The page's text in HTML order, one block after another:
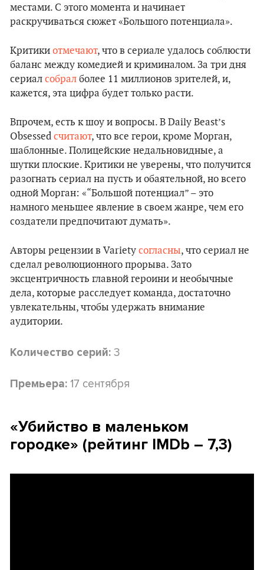
местами. С этого момента и начинает
раскручиваться сюжет «Большого потенциала».
Критики отмечают, что в сериале удалось соблюсти
баланс между комедией и криминалом. За три дня
сериал собрал более 11 миллионов зрителей, и,
кажется, эта цифра будет только расти.
Впрочем, есть к шоу и вопросы. В Daily Beast’s
Obsessed считают, что все герои, кроме Морган,
шаблонные. Полицейские недальновидные, а
шутки плоские. Критики не уверены, что получится
разогнать сериал на пусть и обаятельной, но всего
одной Морган: «“Большой потенциал” – это
намного меньшее явление в своем жанре, чем его
создатели предпочитают думать».
Авторы рецензии в Variety согласны, что сериал не
сделал революционного прорыва. Зато
эксцентричность главной героини и необычные
дела, которые расследует команда, достаточно
увлекательны, чтобы удержать внимание
аудитории.
Количество серий: 3
Премьера: 17 сентября
«Убийство в маленьком
городке» (рейтинг IMDb – 7,3)